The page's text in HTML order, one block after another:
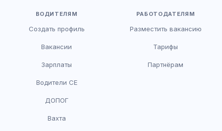
ВОДИТЕЛЯМ
Создать профиль
Вакансии
Зарплаты
Водители CE
ДОПОГ
Вахта
РАБОТОДАТЕЛЯМ
Разместить вакансию
Тарифы
Партнёрам
HR-консультант